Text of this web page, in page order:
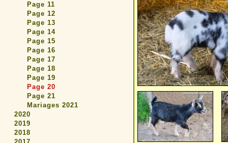
Page 11
Page 12
Page 13
Page 14
Page 15
Page 16
Page 17
Page 18
Page 19
Page 20
Page 21
Mariages 2021
2020
2019
2018